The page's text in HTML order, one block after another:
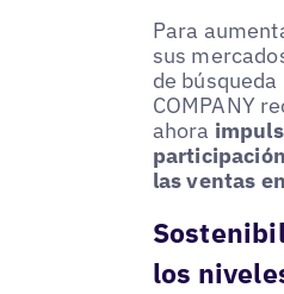
Para
sus
de
COMPANY
ahora
las ventas
los